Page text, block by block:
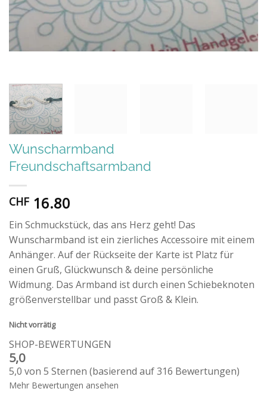
Wunscharmband
Freundschaftsarmband
CHF 16.80
Ein Schmuckstück, das ans Herz geht! Das
Wunscharmband ist ein zierliches Accessoire mit einem
Anhänger. Auf der Rückseite der Karte ist Platz für
einen Gruß, Glückwunsch & deine persönliche
Widmung. Das Armband ist durch einen Schiebeknoten
größenverstellbar und passt Groß & Klein.
Nicht vorrätig
SHOP-BEWERTUNGEN
5,0
5,0 von 5 Sternen (basierend auf 316 Bewertungen)
Mehr Bewertungen ansehen